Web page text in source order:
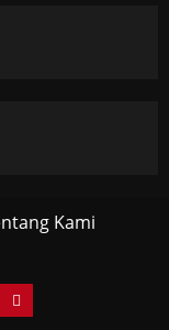
Kami
Pinterest